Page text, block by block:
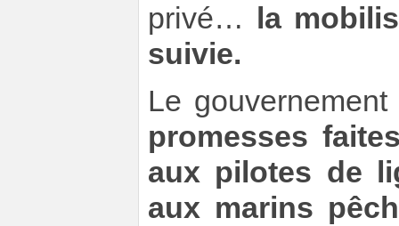
privé…
la
suivie.
Le
promesses
aux pilotes de
aux marins